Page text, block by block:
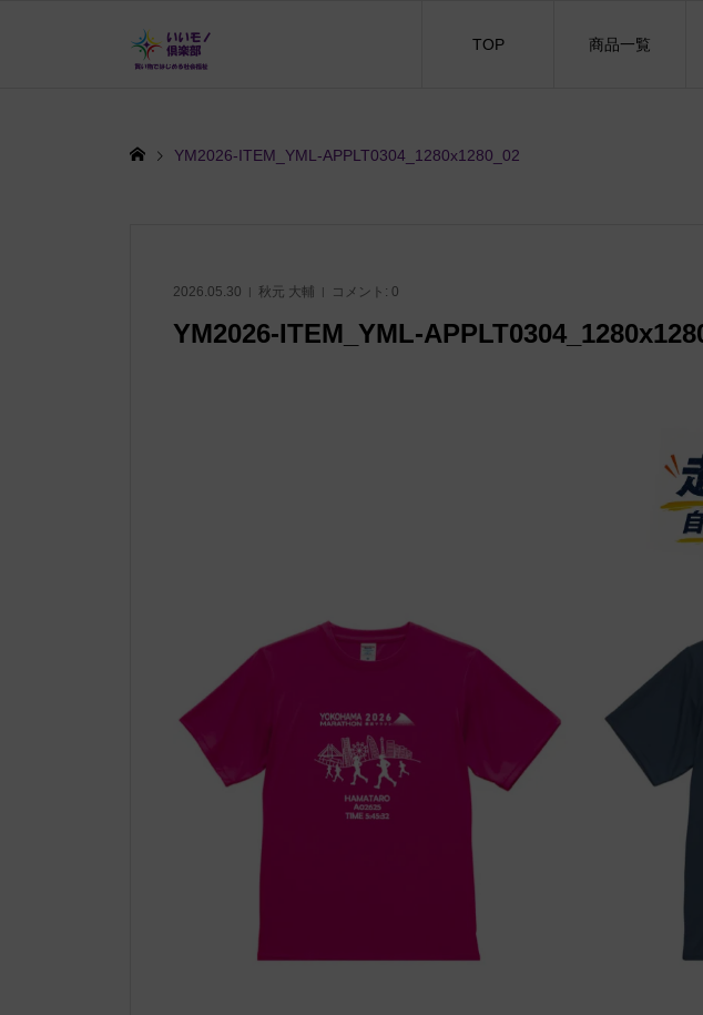
TOP 商品一覧
YM2026-ITEM_YML-APPLT0304_1280x1280_02
2026.05.30 秋元 大輔 コメント: 0
YM2026-ITEM_YML-